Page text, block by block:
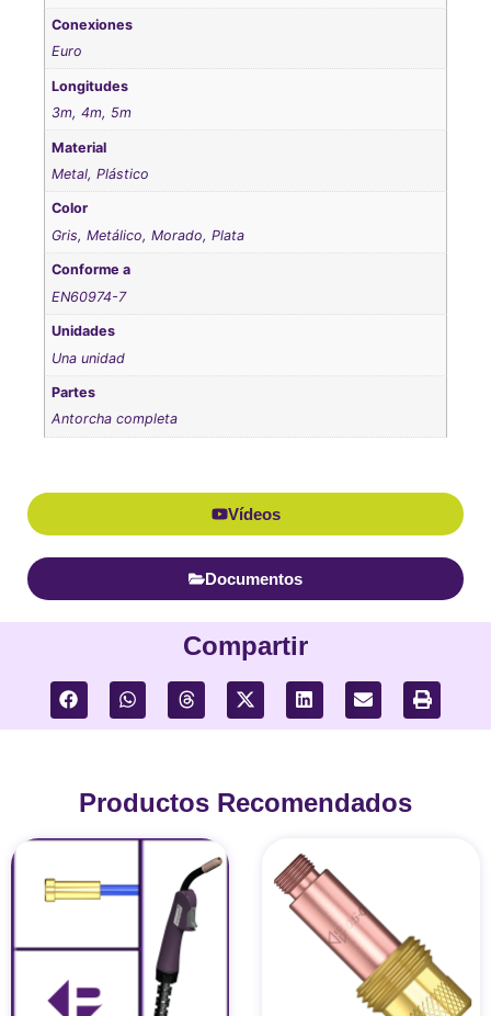
Conexiones
Euro
Longitudes
3m, 4m, 5m
Material
Metal, Plástico
Color
Gris, Metálico, Morado, Plata
Conforme a
EN60974-7
Unidades
Una unidad
Partes
Antorcha completa
Vídeos
Documentos
Compartir
Productos Recomendados